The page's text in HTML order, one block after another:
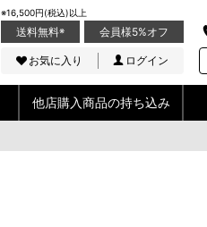
※16,500円(税込)以上
送料無料※ 会員様5%オフ
お気に入り ログイン
他店購入商品の持ち込み